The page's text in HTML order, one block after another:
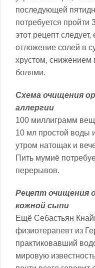
последующей
потребуется пройти
этот рецепт
отложение солей в
хрустом, снижением
болями.
Схема очищения
аллергии
100 миллиграмм
10 мл простой воды
утром натощак и
Пить мумиё
перерывов.
Рецепт очищения
кожной сыпи
Ещё Себастьян
физиотерапевт из
практиковавший
мировую